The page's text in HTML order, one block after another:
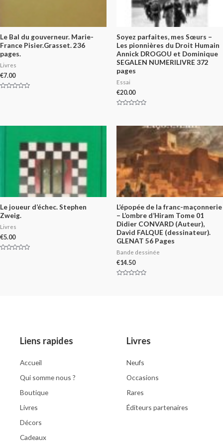
Le Bal du gouverneur. Marie-
France Pisier.Grasset. 236
pages.
Livres
€7.00
Soyez parfaites, mes Sœurs –
Les pionnières du Droit Humain
Annick DROGOU et Dominique
SEGALEN NUMERILIVRE 372
pages
Essai
€20.00
of
Le joueur d’échec. Stephen
Zweig.
Livres
€5.00
L’épopée de la franc-maçonnerie
– L’ombre d’Hiram Tome 01
Didier CONVARD (Auteur),
David FALQUE (dessinateur).
GLENAT 56 Pages
Bande dessinée
€14.50
Liens rapides
Accueil
Qui somme nous ?
Boutique
Livres
Décors
Cadeaux
Livres
Neufs
Occasions
Rares
Éditeurs partenaires